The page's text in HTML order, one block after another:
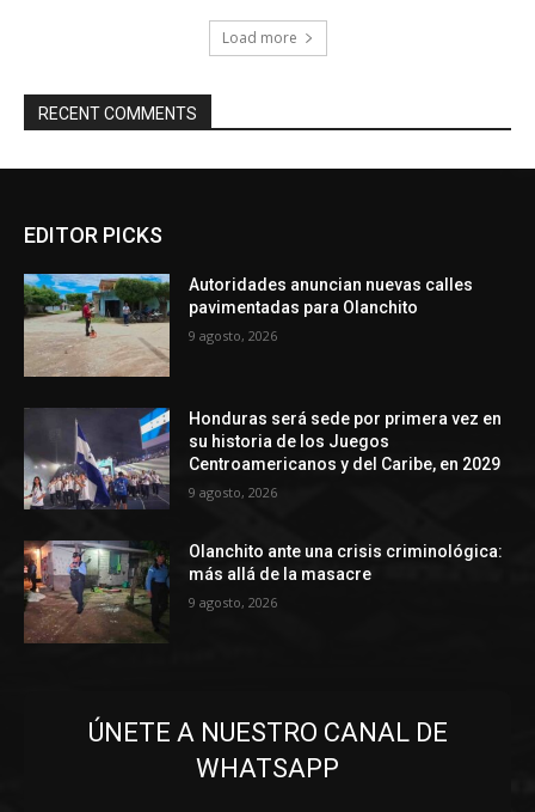
Load more
RECENT COMMENTS
EDITOR PICKS
Autoridades anuncian nuevas calles
pavimentadas para Olanchito
9 agosto, 2026
Honduras será sede por primera vez en
su historia de los Juegos
Centroamericanos y del Caribe, en 2029
9 agosto, 2026
Olanchito ante una crisis criminológica:
más allá de la masacre
9 agosto, 2026
ÚNETE A NUESTRO CANAL DE
WHATSAPP